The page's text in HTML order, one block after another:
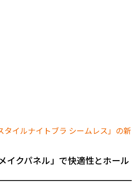
イクパネル」で快適性とホール